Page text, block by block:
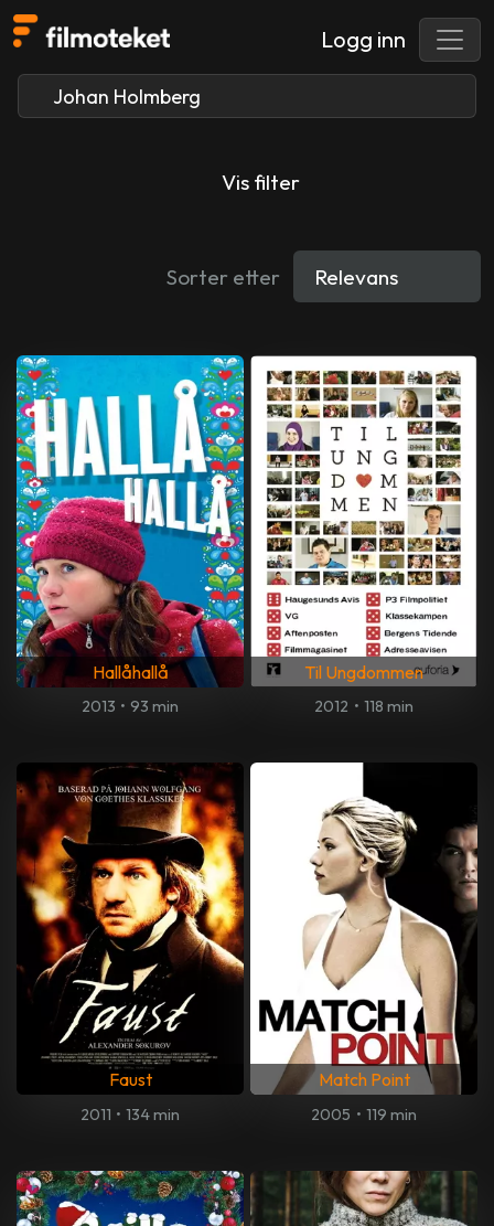
Logg inn
Vis filter
Sorter etter
Hallåhallå
2013 • 93 min
Til Ungdommen
2012 • 118 min
Faust
2011 • 134 min
Match Point
2005 • 119 min